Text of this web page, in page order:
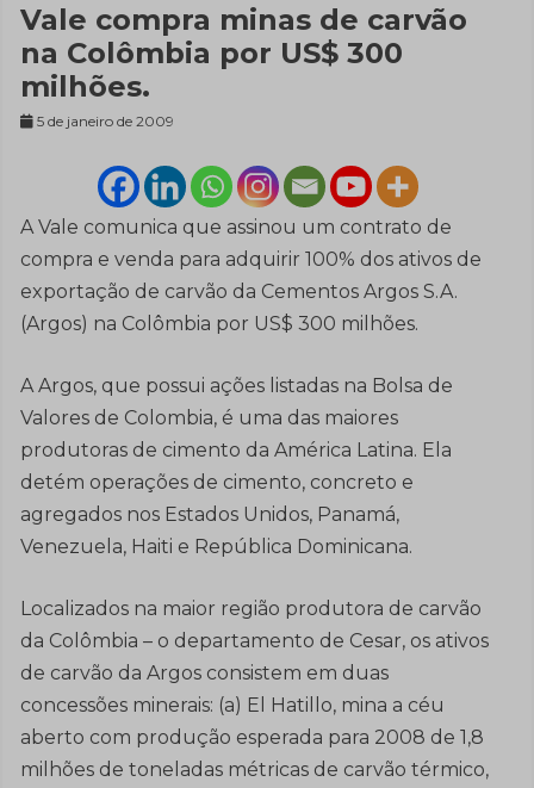
Vale compra minas de carvão
na Colômbia por US$ 300
milhões.
5 de janeiro de 2009
A Vale comunica que assinou um contrato de
compra e venda para adquirir 100% dos ativos de
exportação de carvão da Cementos Argos S.A.
(Argos) na Colômbia por US$ 300 milhões.
A Argos, que possui ações listadas na Bolsa de
Valores de Colombia, é uma das maiores
produtoras de cimento da América Latina. Ela
detém operações de cimento, concreto e
agregados nos Estados Unidos, Panamá,
Venezuela, Haiti e República Dominicana.
Localizados na maior região produtora de carvão
da Colômbia – o departamento de Cesar, os ativos
de carvão da Argos consistem em duas
concessões minerais: (a) El Hatillo, mina a céu
aberto com produção esperada para 2008 de 1,8
milhões de toneladas métricas de carvão térmico,